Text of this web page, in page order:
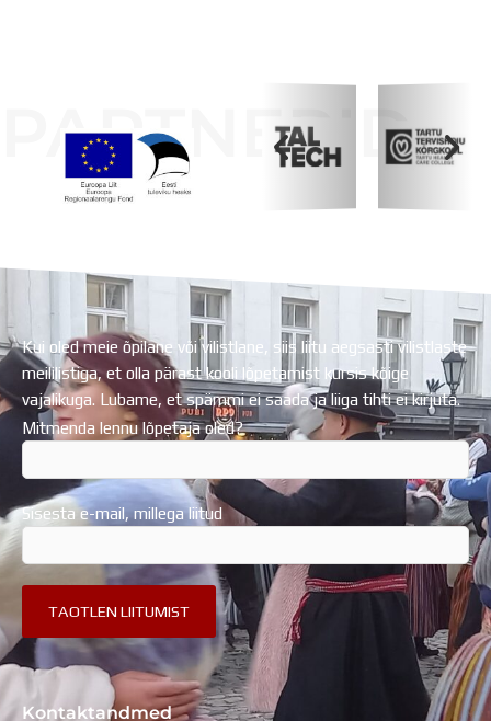
PARTNERID
Kui oled meie õpilane või vilistlane, siis liitu aegsasti vilistlaste
meililistiga, et olla pärast kooli lõpetamist kursis kõige
vajalikuga. Lubame, et spämmi ei saada ja liiga tihti ei kirjuta.
Mitmenda lennu lõpetaja oled?
Sisesta e-mail, millega liitud
Kontaktandmed